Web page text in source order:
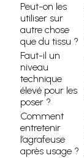
Peut-on les
utiliser sur
autre chose
que du tissu ?
Faut-il un
niveau
technique
élevé pour les
poser ?
Comment
entretenir
l’agrafeuse
après usage ?